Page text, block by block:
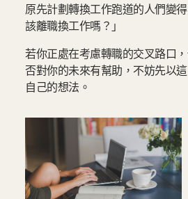
原先計劃轉換工作跑道的人們變
該離職換工作嗎？」
若你正處在考慮轉職的交叉路口
否對你的未來有幫助，不妨先以
自己的想法。